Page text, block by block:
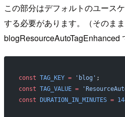
この部分はデフォルトのユース
する必要があります。（そのま
blogResourceAutoTagEnhanced
const TAG_KEY = 'blog' ;
const TAG_VALUE =
const DURATION_IN_MINUTES =